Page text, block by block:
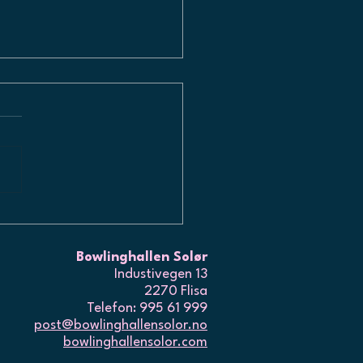
Bowlinghallen Solør
Industivegen 13
2270 Flisa
Telefon: 995 61 999
post@bowlinghallensolor.no
bowlinghallensolor.com